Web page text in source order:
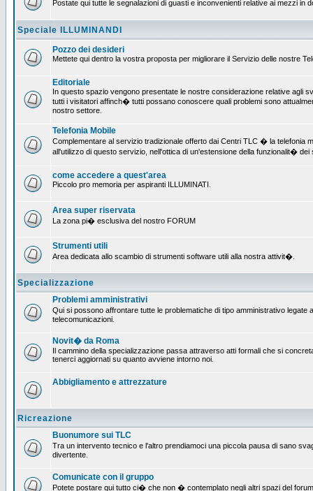
Postate qui tutte le segnalazioni di guasti e inconvenienti relative ai mezzi in
Speciale ILLUMINANDI
Pozzo dei desideri
Mettete qui dentro la vostra proposta per migliorare il Servizio delle nostre
Editoriale
In questo spazio vengono presentate le nostre considerazione relative agli
tutti i visitatori affinch� tutti possano conoscere quali problemi sono
nostro settore.
Telefonia Mobile
Complementare al servizio tradizionale offerto dai Centri TLC � la telefonia
all'utilizzo di questo servizio, nell'ottica di un'estensione della funzionalit�
come accedere a quest'area
Piccolo pro memoria per aspiranti ILLUMINATI.
Area super riservata
La zona pi� esclusiva del nostro FORUM
Strumenti utili
Area dedicata allo scambio di strumenti software utili alla nostra attivit�.
Specializzazione
Problemi amministrativi
Qui si possono affrontare tutte le problematiche di tipo amministrativo
telecomunicazioni.
Novit� da Roma
Il cammino della specializzazione passa attraverso atti formali che si
tenerci aggiornati su quanto avviene intorno noi.
Abbigliamento e attrezzature
Ricreazione
Buonumore sui TLC
Tra un intervento tecnico e l'altro prendiamoci una piccola pausa di sano
divertente.
Comunicate con il gruppo
Potete postare qui tutto ci� che non � contemplato negli altri spazi del